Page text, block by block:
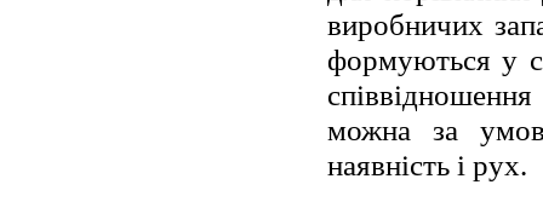
виробничих
формуються у
можна за
наявність і рух.